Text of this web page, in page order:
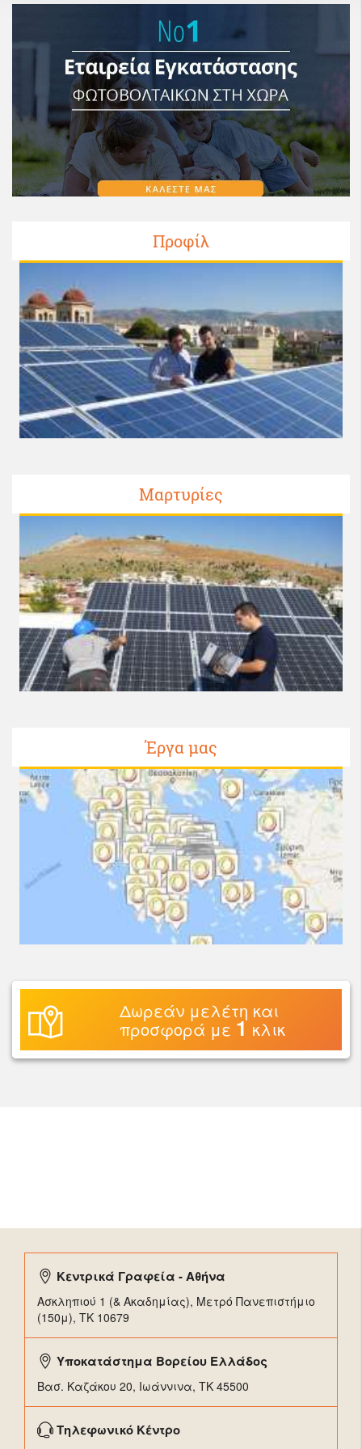
Προφίλ
Μαρτυρίες
Έργα μας
Δωρεάν μελέτη και
προσφορά με 1 κλικ
Κεντρικά Γραφεία - Αθήνα
Ασκληπιού 1 (& Ακαδημίας), Μετρό Πανεπιστήμιο
(150μ), TK 10679
Υποκατάστημα Βορείου Ελλάδος
Βασ. Καζάκου 20, Ιωάννινα, ΤΚ 45500
Τηλεφωνικό Κέντρο